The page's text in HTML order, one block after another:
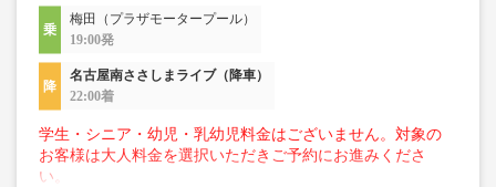
梅田（プラザモータープール）
19:00発
名古屋南ささしまライブ（降車）
22:00着
学生・シニア・幼児・乳幼児料金はございません。対象の
お客様は大人料金を選択いただきご予約にお進みくださ
い。